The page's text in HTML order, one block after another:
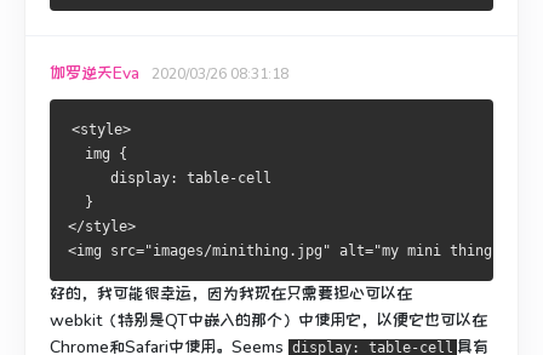
伽罗逆天Eva 2020/03/26 08:31:18
<style>
  img {
     display: table-cell
  }
</style>
<img src="images/minithing.jpg" alt="my mini thing" /
好的，我可能很幸运，因为我现在只需要担心可以在
webkit（特别是QT中嵌入的那个）中使用它，以便它也可以在
Chrome和Safari中使用。 Seems display: table-cell 具有